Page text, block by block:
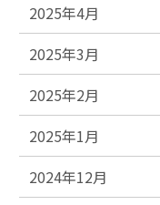
2025年4月
2025年3月
2025年2月
2025年1月
2024年12月